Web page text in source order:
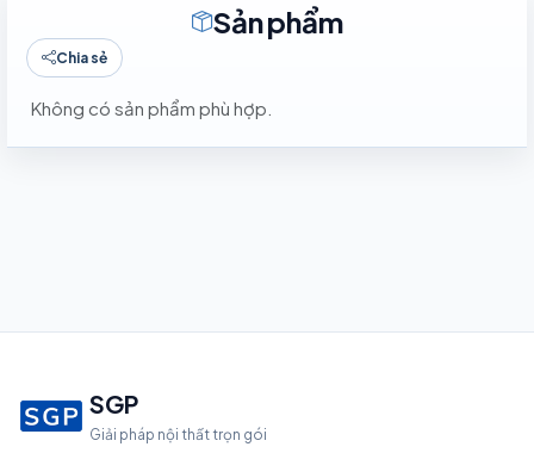
Sản phẩm
Chia sẻ
Không có sản phẩm phù hợp.
SGP
Giải pháp nội thất trọn gói